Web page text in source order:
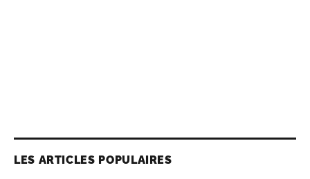
LES ARTICLES POPULAIRES